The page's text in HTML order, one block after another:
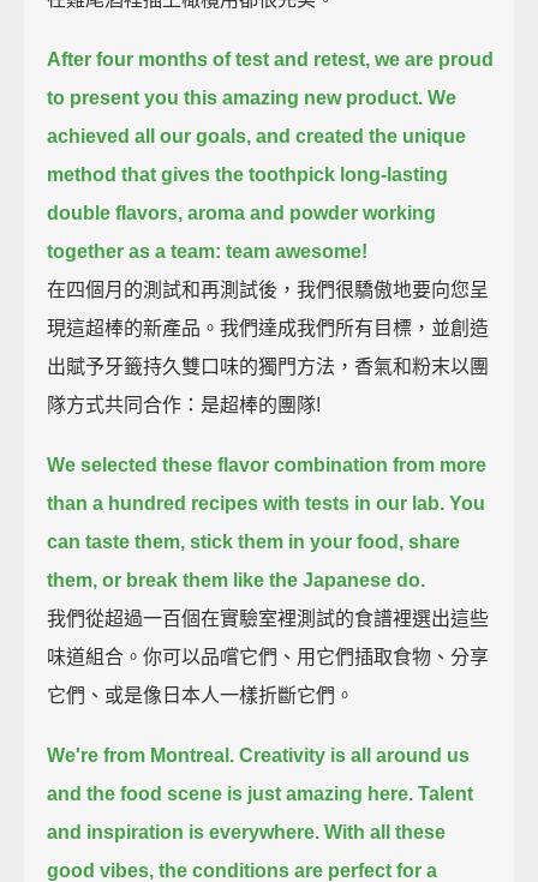
After four months of test and retest, we are proud
to present you this amazing new product. We
achieved all our goals, and created the unique
method that gives the toothpick long-lasting
double flavors, aroma and powder working
together as a team: team awesome!
在四個月的測試和再測試後，我們很驕傲地要向您呈
現這超棒的新產品。我們達成我們所有目標，並創造
出賦予牙籤持久雙口味的獨門方法，香氣和粉末以團
隊方式共同合作：是超棒的團隊!
We selected these flavor combination from more
than a hundred recipes with tests in our lab. You
can taste them, stick them in your food, share
them, or break them like the Japanese do.
我們從超過一百個在實驗室裡測試的食譜裡選出這些
味道組合。你可以品嚐它們、用它們插取食物、分享
它們、或是像日本人一樣折斷它們。
We're from Montreal. Creativity is all around us
and the food scene is just amazing here. Talent
and inspiration is everywhere. With all these
good vibes, the conditions are perfect for a